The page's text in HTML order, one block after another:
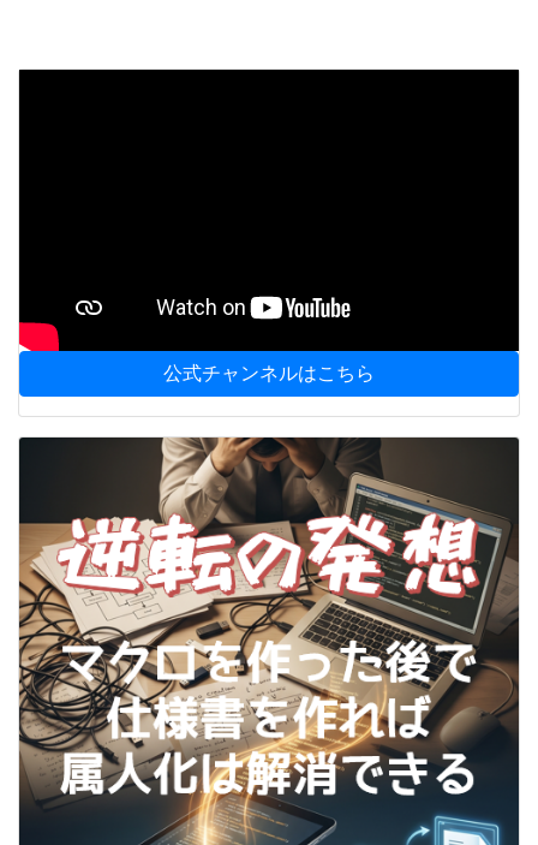
公式チャンネルはこちら